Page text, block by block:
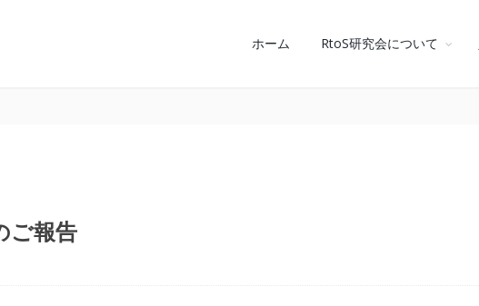
ホーム RtoS研究会について
ご報告